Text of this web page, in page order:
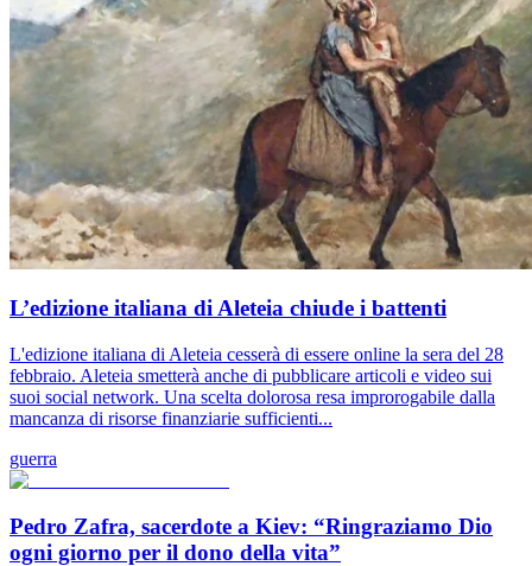
L’edizione italiana di Aleteia chiude i battenti
L'edizione italiana di Aleteia cesserà di essere online la sera del 28
febbraio. Aleteia smetterà anche di pubblicare articoli e video sui
suoi social network. Una scelta dolorosa resa improrogabile dalla
mancanza di risorse finanziarie sufficienti...
guerra
Pedro Zafra, sacerdote a Kiev: “Ringraziamo Dio
ogni giorno per il dono della vita”